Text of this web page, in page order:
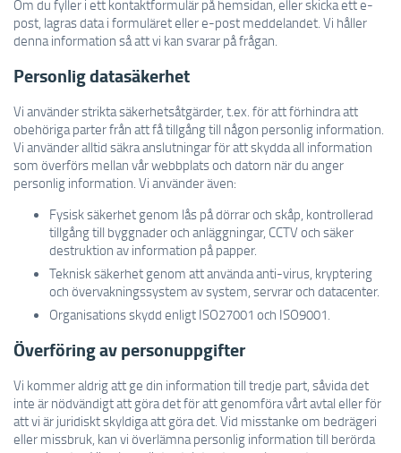
Om du fyller i ett kontaktformulär på hemsidan, eller skicka ett e-
post, lagras data i formuläret eller e-post meddelandet. Vi håller
denna information så att vi kan svarar på frågan.
Personlig datasäkerhet
Vi använder strikta säkerhetsåtgärder, t.ex. för att förhindra att
obehöriga parter från att få tillgång till någon personlig information.
Vi använder alltid säkra anslutningar för att skydda all information
som överförs mellan vår webbplats och datorn när du anger
personlig information. Vi använder även:
Fysisk säkerhet genom lås på dörrar och skåp, kontrollerad
tillgång till byggnader och anläggningar, CCTV och säker
destruktion av information på papper.
Teknisk säkerhet genom att använda anti-virus, kryptering
och övervakningssystem av system, servrar och datacenter.
Organisations skydd enligt ISO27001 och ISO9001.
Överföring av personuppgifter
Vi kommer aldrig att ge din information till tredje part, såvida det
inte är nödvändigt att göra det för att genomföra vårt avtal eller för
att vi är juridiskt skyldiga att göra det. Vid misstanke om bedrägeri
eller missbruk, kan vi överlämna personlig information till berörda